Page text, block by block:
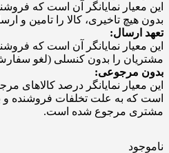
این معیار نمایانگر آن است که
بدون هیچ تاخیری، کالا را تامین و
تعهد ارسال:
این معیار نمایانگر آن است که
مشتریان را بدون کنسلی (لغو
بدون مرجوعی:
این معیار نمایانگر درصد
است که به علت تخلفات فروشنده و
مشتری مرجوع شده است.
ناموجود